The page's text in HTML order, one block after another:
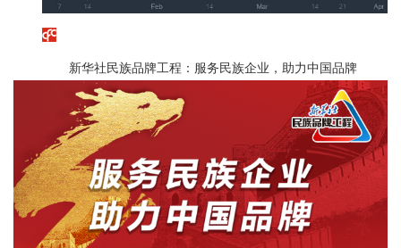
新华社民族品牌工程：服务民族企业，助力中国品牌